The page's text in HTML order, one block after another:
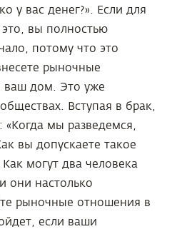
у вас денег?». Если для
вы полностью
потому что это
рыночные
ваш дом. Это уже
Вступая в брак,
мы разведемся,
вы допускаете такое
могут два человека
они настолько
рыночные отношения в
если ваши